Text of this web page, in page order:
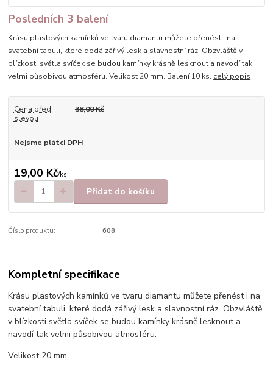
Posledních 3 balení
Krásu plastových kamínků ve tvaru diamantu můžete přenést i na
svatební tabuli, které dodá zářivý lesk a slavnostní ráz. Obzvláště v
blízkosti světla svíček se budou kamínky krásně lesknout a navodí tak
velmi působivou atmosféru. Velikost 20 mm. Balení 10 ks. celý popis
Cena před
slevou
38,00 Kč
Nejsme plátci DPH
19,00 Kč/ks
Přidat do košíku
Číslo produktu: 608
Kompletní specifikace
Krásu plastových kamínků ve tvaru diamantu můžete přenést i na
svatební tabuli, které dodá zářivý lesk a slavnostní ráz. Obzvláště
v blízkosti světla svíček se budou kamínky krásně lesknout a
navodí tak velmi působivou atmosféru.
Velikost 20 mm.